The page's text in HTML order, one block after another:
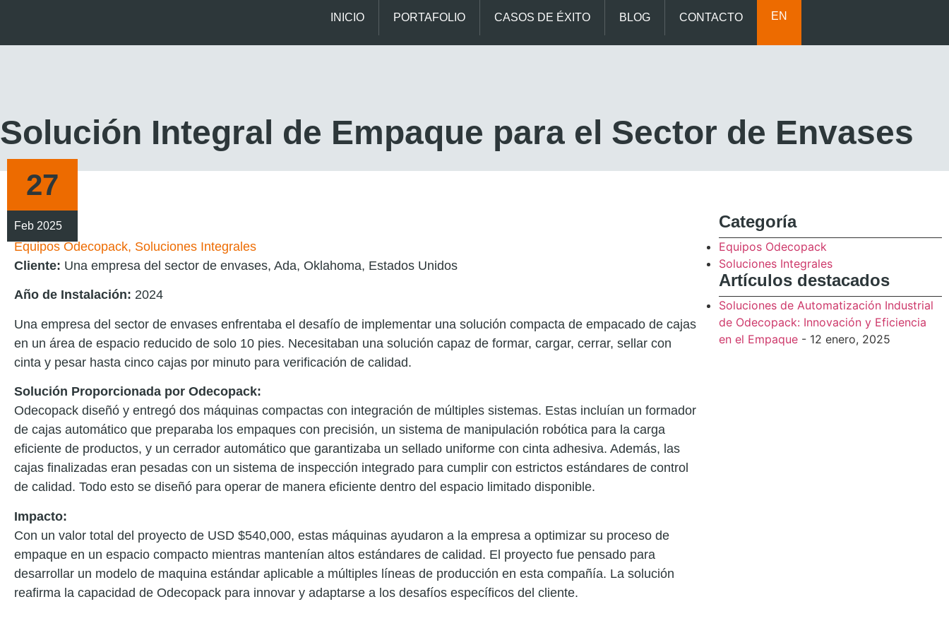
INICIO PORTAFOLIO CASOS DE ÉXITO BLOG CONTACTO EN
Solución Integral de Empaque para el Sector de Envases
27
Feb 2025
Equipos Odecopack, Soluciones Integrales
Cliente: Una empresa del sector de envases, Ada, Oklahoma, Estados Unidos
Año de Instalación: 2024
Una empresa del sector de envases enfrentaba el desafío de implementar una solución compacta de empacado de cajas
en un área de espacio reducido de solo 10 pies. Necesitaban una solución capaz de formar, cargar, cerrar, sellar con
cinta y pesar hasta cinco cajas por minuto para verificación de calidad.
Solución Proporcionada por Odecopack:
Odecopack diseñó y entregó dos máquinas compactas con integración de múltiples sistemas. Estas incluían un formador
de cajas automático que preparaba los empaques con precisión, un sistema de manipulación robótica para la carga
eficiente de productos, y un cerrador automático que garantizaba un sellado uniforme con cinta adhesiva. Además, las
cajas finalizadas eran pesadas con un sistema de inspección integrado para cumplir con estrictos estándares de control
de calidad. Todo esto se diseñó para operar de manera eficiente dentro del espacio limitado disponible.
Impacto:
Con un valor total del proyecto de USD $540,000, estas máquinas ayudaron a la empresa a optimizar su proceso de
empaque en un espacio compacto mientras mantenían altos estándares de calidad. El proyecto fue pensado para
desarrollar un modelo de maquina estándar aplicable a múltiples líneas de producción en esta compañía. La solución
reafirma la capacidad de Odecopack para innovar y adaptarse a los desafíos específicos del cliente.
Categoría
Equipos Odecopack
Soluciones Integrales
Artículos destacados
Soluciones de Automatización Industrial
de Odecopack: Innovación y Eficiencia
en el Empaque - 12 enero, 2025